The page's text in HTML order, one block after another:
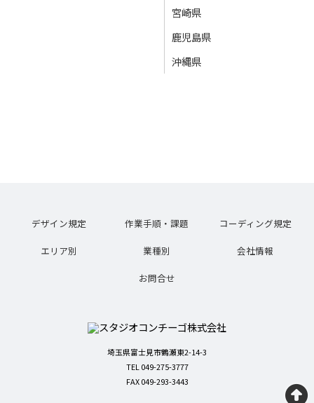
宮崎県
鹿児島県
沖縄県
デザイン規定 作業手順・課題 コーディング規定
エリア別 業種別 会社情報
お問合せ
埼玉県富士見市鶴瀬東2-14-3
TEL 049-275-3777
FAX 049-293-3443